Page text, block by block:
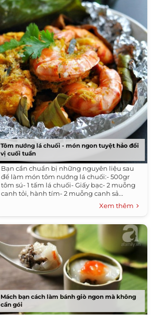
Tôm nướng lá chuối - món ngon tuyệt hảo đổi
vị cuối tuần
Bạn cần chuẩn bị những nguyên liệu sau
để làm món tôm nướng lá chuối:- 500gr
tôm sú- 1 tấm lá chuối- Giấy bạc- 2 muỗng
canh tỏi, hành tím- 2 muỗng canh sả...
Xem thêm
Mách bạn cách làm bánh giò ngon mà không
cần gói